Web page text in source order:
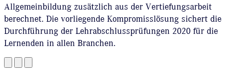
Allgemeinbildung zusätzlich aus der Vertiefungsarbeit
berechnet. Die vorliegende Kompromisslösung sichert die
Durchführung der Lehrabschlussprüfungen 2020 für die
Lernenden in allen Branchen.